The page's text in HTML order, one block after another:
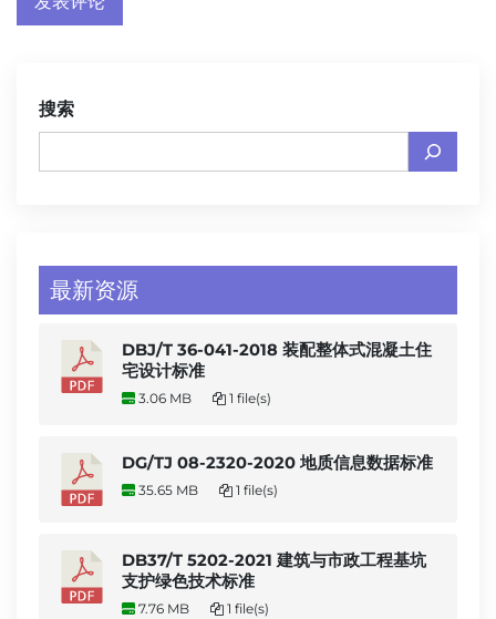
搜索
最新资源
DBJ/T 36-041-2018 装配整体式混凝土住
宅设计标准
3.06 MB 1 file(s)
DG/TJ 08-2320-2020 地质信息数据标准
35.65 MB 1 file(s)
DB37/T 5202-2021 建筑与市政工程基坑
支护绿色技术标准
7.76 MB 1 file(s)